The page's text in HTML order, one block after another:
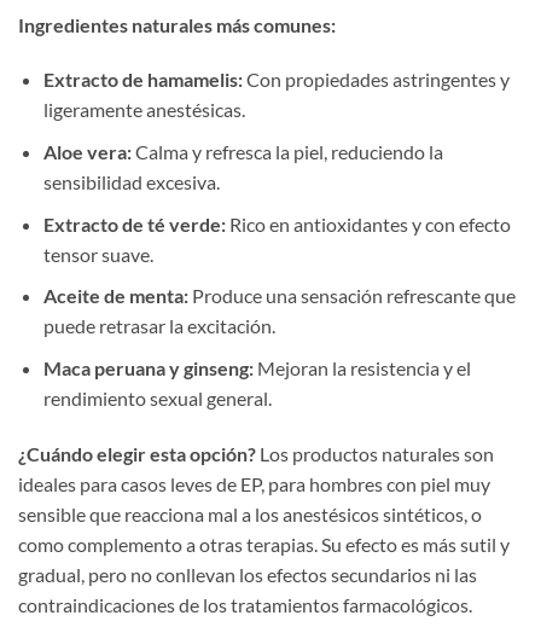
Ingredientes naturales más comunes:
Extracto de hamamelis:Con propiedades astringentes y
ligeramente anestésicas.
Aloe vera:Calma y refresca la piel, reduciendo la
sensibilidad excesiva.
Extracto de té verde:Rico en antioxidantes y con efecto
tensor suave.
Aceite de menta:Produce una sensación refrescante que
puede retrasar la excitación.
Maca peruana y ginseng:Mejoran la resistencia y el
rendimiento sexual general.
¿Cuándo elegir esta opción? Los productos naturales son
ideales para casos leves de EP, para hombres con piel muy
sensible que reacciona mal a los anestésicos sintéticos, o
como complemento a otras terapias. Su efecto es más sutil y
gradual, pero no conllevan los efectos secundarios ni las
contraindicaciones de los tratamientos farmacológicos.